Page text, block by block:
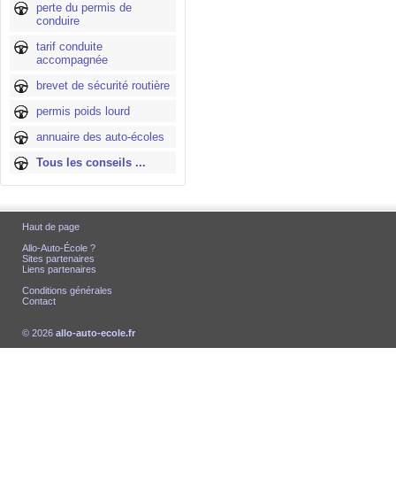
perte du permis de
conduire
tarif conduite
accompagnée
brevet de sécurité routière
permis poids lourd
annuaire des auto-écoles
Tous les conseils ...
Haut de page
Allo-Auto-École ?
Sites partenaires
Liens partenaires
Conditions générales
Contact
© 2026 allo-auto-ecole.fr